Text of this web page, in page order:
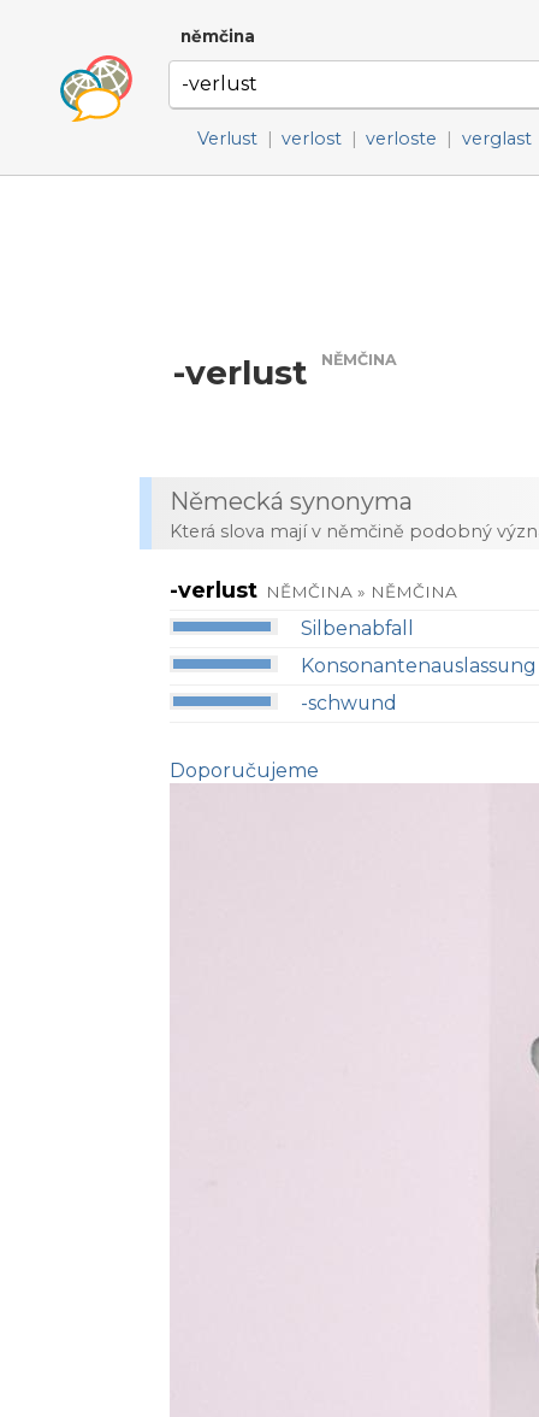
němčina
Verlust | verlost | verloste | verglast
-verlust NĚMČINA
Německá synonyma
Která slova mají v němčině podobný
-verlust NĚMČINA » NĚMČINA
Silbenabfall
Konsonantenauslassung
-schwund
Doporučujeme